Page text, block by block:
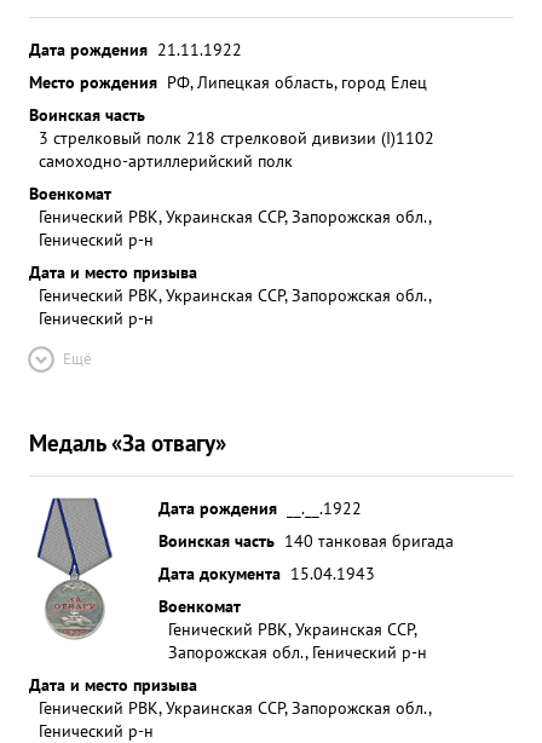
Дата рождения 21.11.1922
Место рождения РФ, Липецкая область, город Елец
Воинская часть
3 стрелковый полк 218 стрелковой дивизии (I)1102
самоходно-артиллерийский полк
Военкомат
Генический РВК, Украинская ССР, Запорожская обл.,
Генический р-н
Дата и место призыва
Генический РВК, Украинская ССР, Запорожская обл.,
Генический р-н
Ещё
Медаль «За отвагу»
Дата рождения
__.__.1922
Воинская часть 140 танковая бригада
Дата документа 15.04.1943
Военкомат
Генический РВК, Украинская ССР,
Запорожская обл., Генический р-н
Дата и место призыва
Генический РВК, Украинская ССР, Запорожская обл.,
Генический р-н